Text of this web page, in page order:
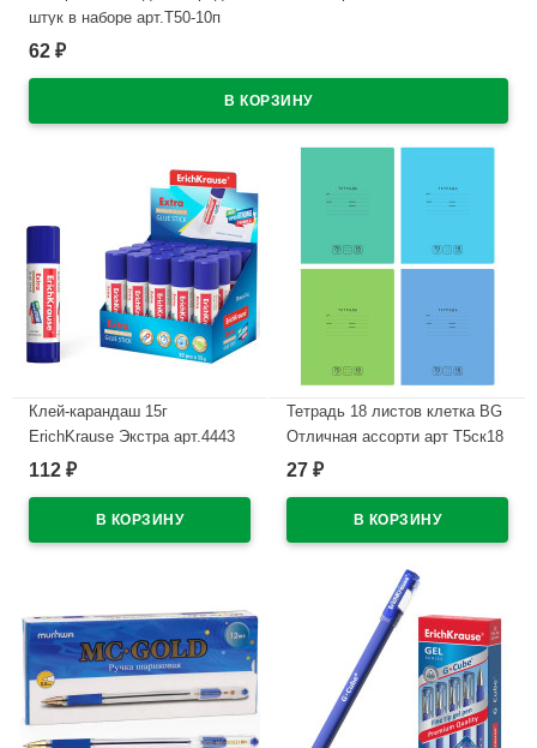
штук в наборе арт.Т50-10п
В наличии
62 ₽
Клей-карандаш 15г
ErichKrause Экстра арт.4443
(Ст.20/480)
112 ₽
Тетрадь 18 листов клетка BG
Отличная ассорти арт Т5ск18
11775
27 ₽